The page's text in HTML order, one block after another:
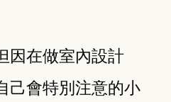
因在做室內設計
己會特別注意的小